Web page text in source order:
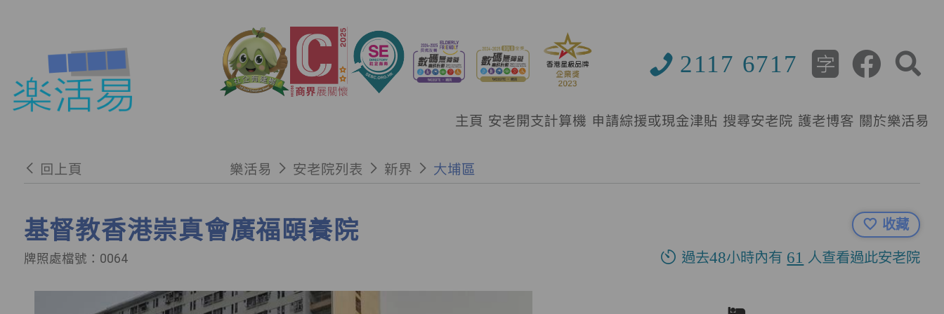
2117 6717
主頁 安老開支計算機 申請綜援或現金津貼 搜尋安老院 護老博客 關於樂活易
回上頁 樂活易 安老院列表 新界 大埔區
基督教香港崇真會廣福頤養院
牌照處檔號：0064
收藏
過去48小時內有 61 人查看過此安老院